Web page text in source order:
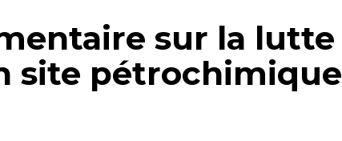
sur la lutte
site pétrochimique